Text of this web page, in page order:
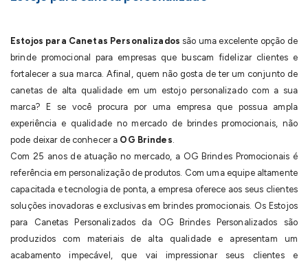
Estojos para Canetas Personalizados são uma excelente opção de
brinde promocional para empresas que buscam fidelizar clientes e
fortalecer a sua marca. Afinal, quem não gosta de ter um conjunto de
canetas de alta qualidade em um estojo personalizado com a sua
marca? E se você procura por uma empresa que possua ampla
experiência e qualidade no mercado de brindes promocionais, não
pode deixar de conhecer a OG Brindes
Com 25 anos de atuação no mercado, a OG Brindes Promocionais é
referência em personalização de produtos. Com uma equipe altamente
capacitada e tecnologia de ponta, a empresa oferece aos seus clientes
soluções inovadoras e exclusivas em brindes promocionais. Os Estojos
para Canetas Personalizados da OG Brindes Personalizados são
produzidos com materiais de alta qualidade e apresentam um
acabamento impecável, que vai impressionar seus clientes e